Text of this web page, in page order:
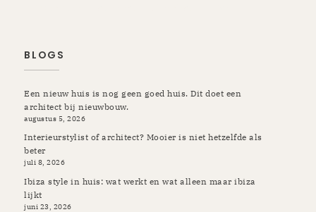
BLOGS
Een nieuw huis is nog geen goed huis. Dit doet een
architect bij nieuwbouw.
augustus 5, 2026
Interieurstylist of architect? Mooier is niet hetzelfde als
beter
juli 8, 2026
Ibiza style in huis: wat werkt en wat alleen maar ibiza
lijkt
juni 23, 2026